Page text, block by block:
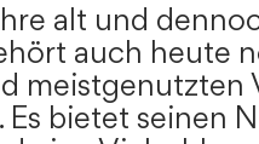
alt und
auch heute
meistgenutzten
Es bietet seinen